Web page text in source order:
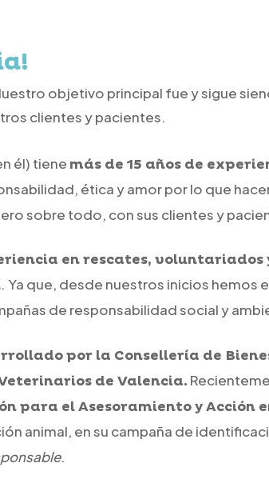
objetivo principal fue y sigue
clientes y pacientes.
él) tiene más de 15 años de
ética y amor por lo que
sobre todo, con sus clientes y
en rescates, voluntariados
. Ya que, desde nuestros inicios hemos
de responsabilidad social y
por la Consellería de
de Valencia.
para el Asesoramiento y Acción
animal, en su campaña de
.